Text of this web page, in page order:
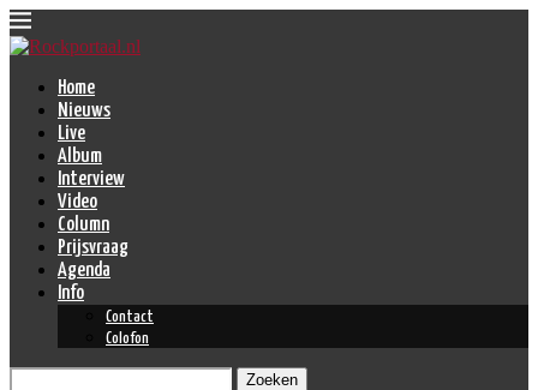
Home
Nieuws
Live
Album
Interview
Video
Column
Prijsvraag
Agenda
Info
Contact
Colofon
Zoeken